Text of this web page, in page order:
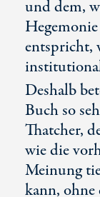
und dem,
entspricht,
Deshalb
Buch so
Thatcher,
wie die
Meinung
kann,